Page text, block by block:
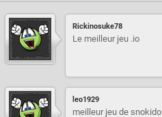
Rickinosuke78
Le meilleur jeu .io
leo1929
meilleur jeu de snokido